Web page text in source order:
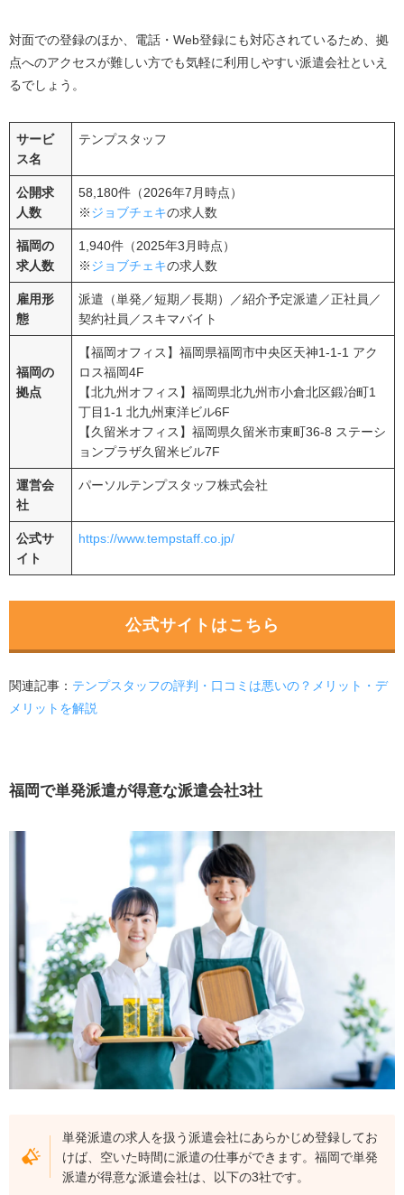
対面での登録のほか、電話・Web登録にも対応されているため、拠
点へのアクセスが難しい方でも気軽に利用しやすい派遣会社といえ
るでしょう。
サービ
ス名
テンプスタッフ
公開求
人数
58,180件（2026年7月時点）
※ジョブチェキの求人数
福岡の
求人数
1,940件（2025年3月時点）
※ジョブチェキの求人数
雇用形
態
派遣（単発／短期／長期）／紹介予定派遣／正社員／
契約社員／スキマバイト
福岡の
拠点
【福岡オフィス】福岡県福岡市中央区天神1-1-1 アク
ロス福岡4F
【北九州オフィス】福岡県北九州市小倉北区鍛冶町1
丁目1-1 北九州東洋ビル6F
【久留米オフィス】福岡県久留米市東町36-8 ステーシ
ョンプラザ久留米ビル7F
運営会
社
パーソルテンプスタッフ株式会社
公式サ
イト
https://www.tempstaff.co.jp/
公式サイトはこちら
関連記事： テンプスタッフの評判・口コミは悪いの？メリット・デ
メリットを解説
福岡で単発派遣が得意な派遣会社3社
単発派遣の求人を扱う派遣会社にあらかじめ登録してお
けば、空いた時間に派遣の仕事ができます。福岡で単発
派遣が得意な派遣会社は、以下の3社です。